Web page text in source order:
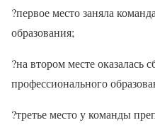
?первое место заняла
образования;
?на втором месте оказалась
профессионального
?третье место у команды